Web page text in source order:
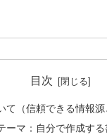
目次
て（信頼できる情報源
ーマ：自分で作成す